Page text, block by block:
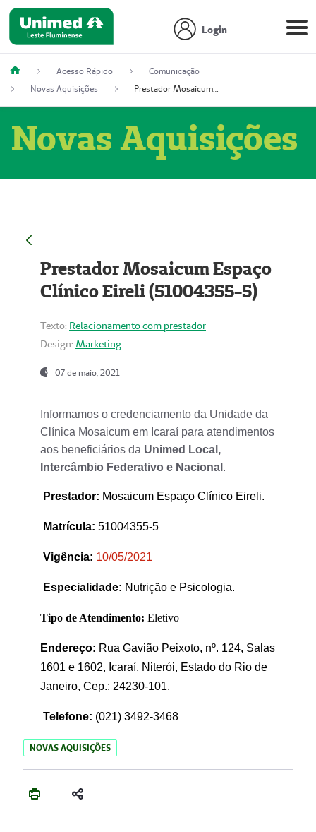
Login
Acesso Rápido
Comunicação
Novas Aquisições
Prestador Mosaicum Espaço Clínico Eireli (51004355-5)
Novas Aquisições
Prestador Mosaicum Espaço
Clínico Eireli (51004355-5)
Texto: Relacionamento com prestador
Design: Marketing
07 de maio, 2021
Informamos o credenciamento da Unidade da
Clínica Mosaicum em Icaraí para atendimentos
aos beneficiários da Unimed Local,
Intercâmbio Federativo e Nacional .
Prestador: Mosaicum Espaço Clínico Eireli.
Matrícula: 51004355-5
Vigência: 10/05/2021
Especialidade: Nutrição e Psicologia.
Tipo de Atendimento: Eletivo
Endereço: Rua Gavião Peixoto, nº. 124, Salas
1601 e 1602, Icaraí, Niterói, Estado do Rio de
Janeiro, Cep.: 24230-101.
Telefone: (021) 3492-3468
NOVAS AQUISIÇÕES